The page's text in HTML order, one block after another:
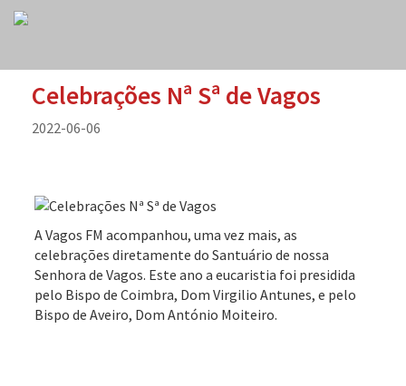
Celebrações Nª Sª de Vagos
2022-06-06
A Vagos FM acompanhou, uma vez mais, as
celebrações diretamente do Santuário de nossa
Senhora de Vagos. Este ano a eucaristia foi presidida
pelo Bispo de Coimbra, Dom Virgilio Antunes, e pelo
Bispo de Aveiro, Dom António Moiteiro.